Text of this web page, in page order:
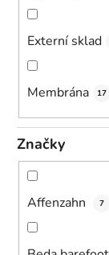
Externí sklad
Membrána 17
Značky
Affenzahn 7